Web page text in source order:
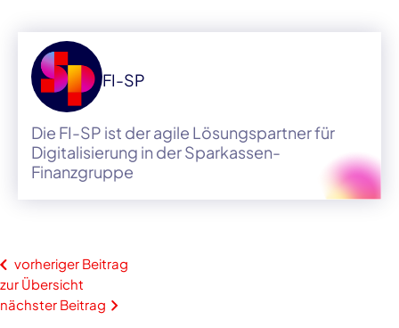
FI-SP
Die FI-SP ist der agile Lösungspartner für
Digitalisierung in der Sparkassen-
Finanzgruppe
vorheriger Beitrag
zur Übersicht
nächster Beitrag